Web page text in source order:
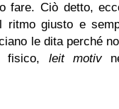
fare. Ciò detto,
ritmo giusto e
le dita perché
fisico, leit motiv